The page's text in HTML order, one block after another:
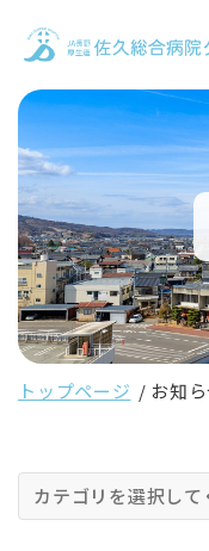
トップページ お知
カテゴリを選択して